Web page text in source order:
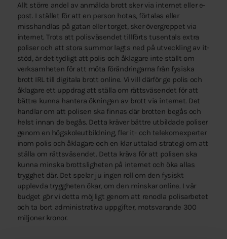
Allt större andel av anmälda brott sker via internet eller e-
post. I stället för att en person hotas, förtalas eller
misshandlas på gatan eller torget, sker övergreppet via
internet. Trots att polisväsendet tillförts tusentals extra
poliser och att stora summor lagts ned på utveckling av it-
stöd, är det tydligt att polis och åklagare inte ställt om
verksamheten för att möta förändringarna från fysiska
brott IRL till digitala brott online. Vi vill därför ge polis och
åklagare ett uppdrag att ställa om rättsväsendet för att
bättre kunna hantera ökningen av brott via internet. Det
handlar om att polisen ska finnas där brotten begås och
helst innan de begås. Detta kräver bättre utbildade poliser
genom en högskoleutbildning, fler it- och telekomexperter
inom polis och åklagare och en klar uttalad strategi om att
ställa om rättsväsendet. Detta krävs för att polisen ska
kunna minska brottsligheten på internet och öka allas
trygghet där. Det spelar ju ingen roll om den fysiskt
upplevda tryggheten ökar, om den minskar online. I vår
budget gör vi detta möjligt genom att renodla polisarbetet
och ta bort administrativa uppgifter, motsvarande 300
miljoner kronor.